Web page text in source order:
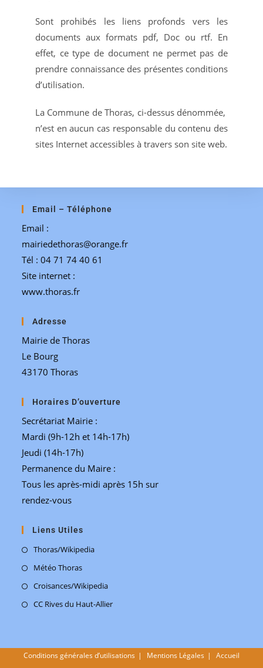
Sont prohibés les liens profonds vers les
documents aux formats pdf, Doc ou rtf. En
effet, ce type de document ne permet pas de
prendre connaissance des présentes conditions
d’utilisation.
La Commune de Thoras, ci-dessus dénommée,
n’est en aucun cas responsable du contenu des
sites Internet accessibles à travers son site web.
Email – Téléphone
Email :
mairiedethoras@orange.fr
Tél : 04 71 74 40 61
Site internet :
www.thoras.fr
Adresse
Mairie de Thoras
Le Bourg
43170 Thoras
Horaires D’ouverture
Secrétariat Mairie :
Mardi (9h-12h et 14h-17h)
Jeudi (14h-17h)
Permanence du Maire :
Tous les après-midi après 15h sur
rendez-vous
Liens Utiles
Thoras/Wikipedia
Météo Thoras
Croisances/Wikipedia
CC Rives du Haut-Allier
Conditions générales d’utilisations Mentions Légales Accueil